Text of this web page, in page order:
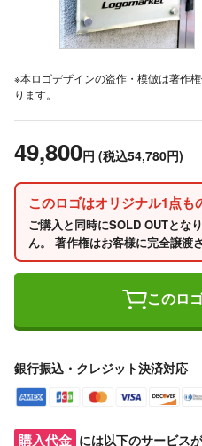
※本ロゴデザインの盗作・模倣は著作
ります。
49,800円 (税込54,780円)
このロゴはオリジナル1点も
ご購入と同時にSOLD OUTとな
ん。 著作権はお客様に完全譲渡
このロ
銀行振込・クレジット決済対応
購入代金 には以下のサービスが